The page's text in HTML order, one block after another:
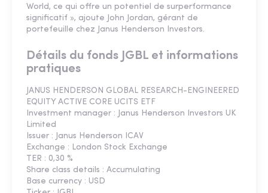
World, ce qui offre un potentiel de surperformance
significatif », ajoute John Jordan, gérant de
portefeuille chez Janus Henderson Investors.
Détails du fonds JGBL et informations
pratiques
JANUS HENDERSON GLOBAL RESEARCH-ENGINEERED
EQUITY ACTIVE CORE UCITS ETF
Investment manager : Janus Henderson Investors UK
Limited
Issuer : Janus Henderson ICAV
Exchange : London Stock Exchange
TER : 0,30 %
Share class details : Accumulating
Base currency : USD